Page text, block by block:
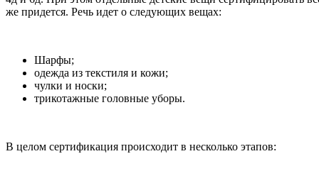
же придется. Речь идет о следующих вещах:
Шарфы;
одежда из текстиля и кожи;
чулки и носки;
трикотажные головные уборы.
В целом сертификация происходит в несколько этапов: